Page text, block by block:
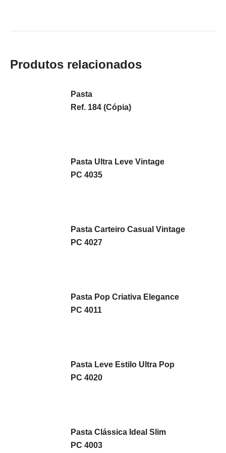
Produtos relacionados
Pasta
Ref. 184 (Cópia)
Pasta Ultra Leve Vintage
PC 4035
Pasta Carteiro Casual Vintage
PC 4027
Pasta Pop Criativa Elegance
PC 4011
Pasta Leve Estilo Ultra Pop
PC 4020
Pasta Clássica Ideal Slim
PC 4003